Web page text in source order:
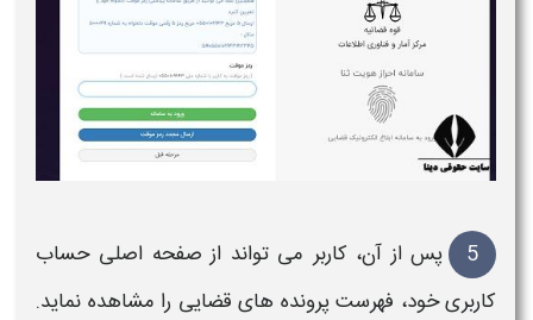
5
پس از آن، کاربر می تواند از صفحه اصلی حساب
کاربری خود، فهرستپرونده های قضایی را مشاهده نماید.